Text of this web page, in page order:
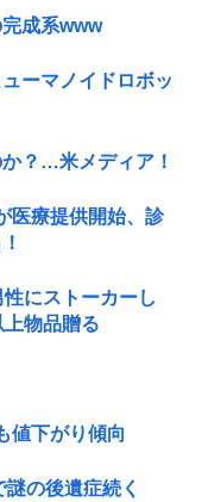
成系www
ーマノイドロボッ
？…米メディア！
医療提供開始、診
にストーカーし
物品贈る
値下がり傾向
の後遺症続く